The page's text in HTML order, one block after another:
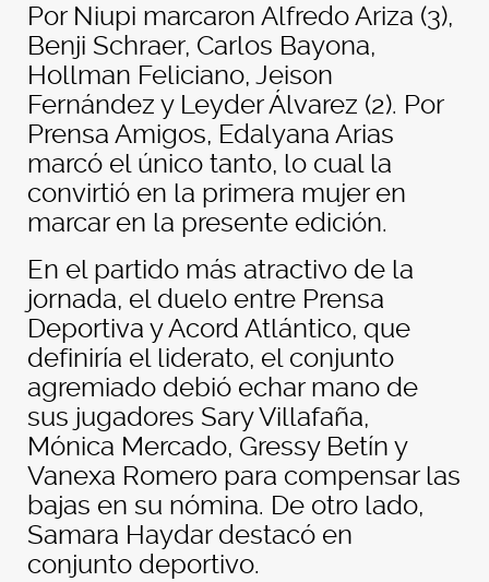
Por Niupi marcaron Alfredo Ariza (3),
Benji Schraer, Carlos Bayona,
Hollman Feliciano, Jeison
Fernández y Leyder Álvarez (2). Por
Prensa Amigos, Edalyana Arias
marcó el único tanto, lo cual la
convirtió en la primera mujer en
marcar en la presente edición.
En el partido más atractivo de la
jornada, el duelo entre Prensa
Deportiva y Acord Atlántico, que
definiría el liderato, el conjunto
agremiado debió echar mano de
sus jugadores Sary Villafaña,
Mónica Mercado, Gressy Betín y
Vanexa Romero para compensar las
bajas en su nómina. De otro lado,
Samara Haydar destacó en
conjunto deportivo.